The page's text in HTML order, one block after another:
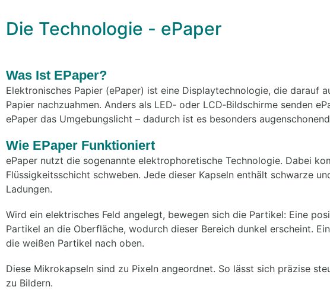
Die Technologie - ePaper
Was Ist EPaper?
Elektronisches Papier (ePaper) ist eine Displaytechnologie, die darauf
Papier nachzuahmen. Anders als LED‑ oder LCD‑Bildschirme senden
ePaper das Umgebungslicht – dadurch ist es besonders
Wie EPaper Funktioniert
ePaper nutzt die sogenannte elektrophoretische Technologie. Dabei
Flüssigkeitsschicht schweben. Jede dieser Kapseln enthält schwarze
Ladungen.
Wird ein elektrisches Feld angelegt, bewegen sich die Partikel: Eine
Partikel an die Oberfläche, wodurch dieser Bereich dunkel erscheint.
die weißen Partikel nach oben.
Diese Mikrokapseln sind zu Pixeln angeordnet. So lässt sich präzise
zu Bildern.